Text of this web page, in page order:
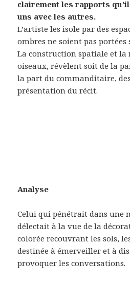
clairement les rapports
uns avec les autres.
L’artiste les isole par des
ombres ne soient pas portées
La construction spatiale et la
oiseaux, révèlent soit de la
la part du commanditaire,
présentation du récit.
Analyse
Celui qui pénétrait dans une
délectait à la vue de la
colorée recouvrant les sols,
destinée à émerveiller et à
provoquer les conversations.